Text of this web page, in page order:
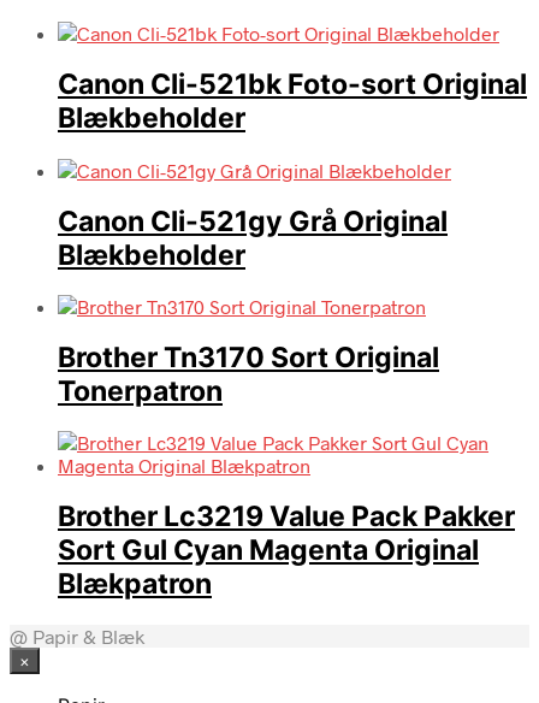
Canon Cli-521bk Foto-sort Original
Blækbeholder
Canon Cli-521gy Grå Original
Blækbeholder
Brother Tn3170 Sort Original
Tonerpatron
Brother Lc3219 Value Pack Pakker
Sort Gul Cyan Magenta Original
Blækpatron
@ Papir & Blæk
×